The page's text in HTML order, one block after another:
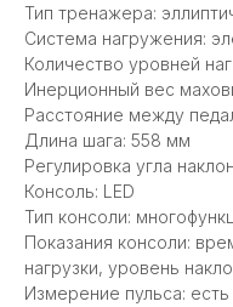
Тип тренажера:
Система нагружения:
Количество уровней
Инерционный вес
Расстояние между
Длина шага: 558 мм
Регулировка угла
Консоль: LED
Тип консоли:
Показания консоли:
нагрузки, уровень
Измерение пульса: есть